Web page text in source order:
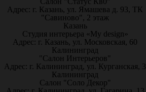
Адрес: г. Казань, ул. Ямашева д. 93, ТК
"Савиново", 2 этаж
Казань
Студия интерьера «My design»
Адрес: г. Казань, ул. Московская, 60
Калининград
"Салон Интерьеров"
Адрес: г. Калининград, ул. Курганская, 3
Калининград
Салон "Соло Декор"